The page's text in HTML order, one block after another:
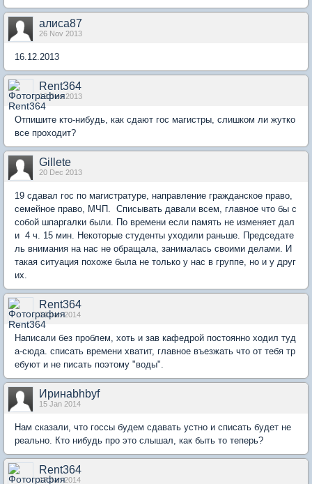
алиса87
26 Nov 2013
16.12.2013
Rent364
12 Dec 2013
Отпишите кто-нибудь, как сдают гос магистры, слишком ли жутко
все проходит?
Gillete
20 Dec 2013
19 сдавал гос по магистратуре, направление гражданское право,
семейное право, МЧП. Списывать давали всем, главное что бы с
собой шпаргалки были. По времени если память не изменяет дал
и 4 ч. 15 мин. Некоторые студенты уходили раньше. Председате
ль внимания на нас не обращала, занималась своими делами. И
такая ситуация похоже была не только у нас в группе, но и у друг
их.
Rent364
14 Jan 2014
Написали без проблем, хоть и зав кафедрой постоянно ходил туд
а-сюда. списать времени хватит, главное въезжать что от тебя тр
ебуют и не писать поэтому "воды".
Иринаbhbyf
15 Jan 2014
Нам сказали, что госсы будем сдавать устно и списать будет не
реально. Кто нибудь про это слышал, как быть то теперь?
Rent364
17 Jan 2014